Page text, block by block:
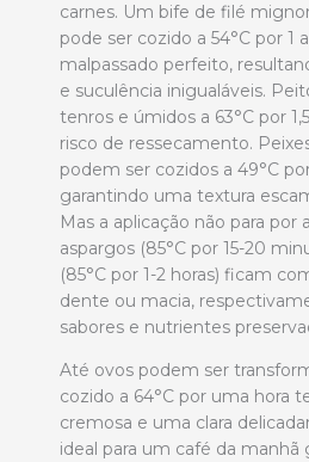
carnes. Um bife de filé
pode ser cozido a 54°C por 1
malpassado perfeito,
e suculência inigualáveis.
tenros e úmidos a 63°C por
risco de ressecamento.
podem ser cozidos a 49°C
garantindo uma textura
Mas a aplicação não para
aspargos (85°C por 15-20
(85°C por 1-2 horas) ficam
dente ou macia,
sabores e nutrientes
Até ovos podem ser
cozido a 64°C por uma hora
cremosa e uma clara
ideal para um café da manhã